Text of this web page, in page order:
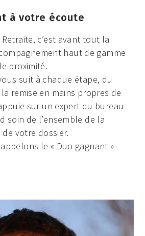
à votre écoute
Retraite, c’est avant tout la
haut de gamme
proximité.
suit à chaque étape, du
remise en mains propres de
sur un expert du bureau
soin de l’ensemble de la
votre dossier.
le « Duo gagnant »